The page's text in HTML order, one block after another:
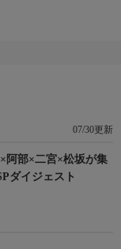
07/30更新
部×二宮×松坂が集
ダイジェスト